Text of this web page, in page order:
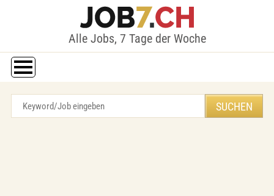
Alle Jobs, 7 Tage der Woche